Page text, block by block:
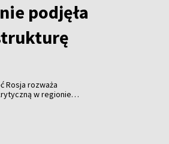
podjęła
Rosja rozważa
w regionie